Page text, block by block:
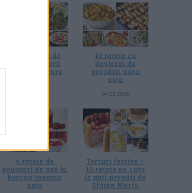
20 de rețete de
salate de vară
fără prelucrare
10 rețete cu
dovlecei de
pregătit vara
asta
04.08.2026
4 rețete de
gogoșari de pus la
borcan toamna
asta
Torturi festive –
10 rețete pe care
le poți pregăti de
Sfânta Maria